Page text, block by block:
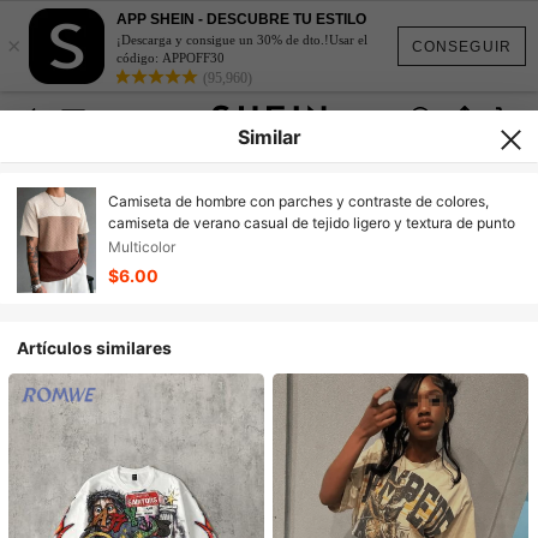
CONSEGUIR
×
APP SHEIN - DESCUBRE TU ESTILO
¡Descarga y consigue un 30% de dto.!Usar el
código: APPOFF30
(95,960)
Similar
Camiseta de hombre con parches y contraste de colores,
camiseta de verano casual de tejido ligero y textura de punto
Multicolor
$6.00
Artículos similares